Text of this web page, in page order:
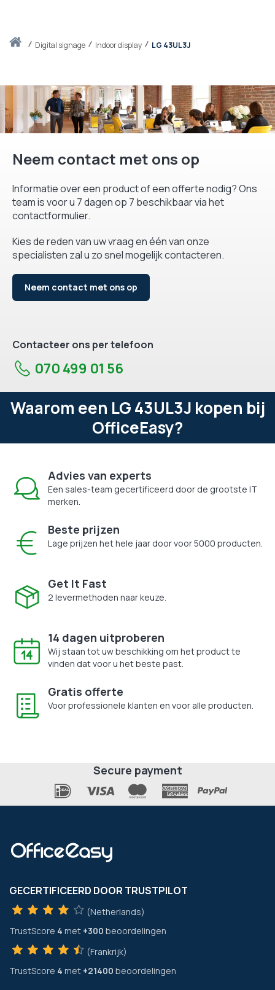
Thuisdigital signage Indoor display LG 43UL3J
Neem contact met ons op
Informatie over een product of een offerte nodig? Ons
team is voor u 7 dagen op 7 beschikbaar via het
contactformulier.
Kies de reden van uw vraag en één van onze
specialisten zal u zo snel mogelijk contacteren.
Neem contact met ons op
Contacteer ons per telefoon
070 499 01 56
Waarom een LG 43UL3J kopen bij
OfficeEasy?
Advies van experts
Een sales-team gecertificeerd door de grootste IT
merken.
Beste prijzen
Lage prijzen het hele jaar door voor 5000 producten.
Get It Fast
2 levermethoden naar keuze.
14 dagen uitproberen
Wij staan tot uw beschikking om het product te
vinden dat voor u het beste past.
Gratis offerte
Voor professionele klanten en voor alle producten.
Secure payment
GECERTIFICEERD DOOR TRUSTPILOT
(Netherlands)
TrustScore 4 met +300 beoordelingen
(Frankrijk)
TrustScore 4 met +21400 beoordelingen